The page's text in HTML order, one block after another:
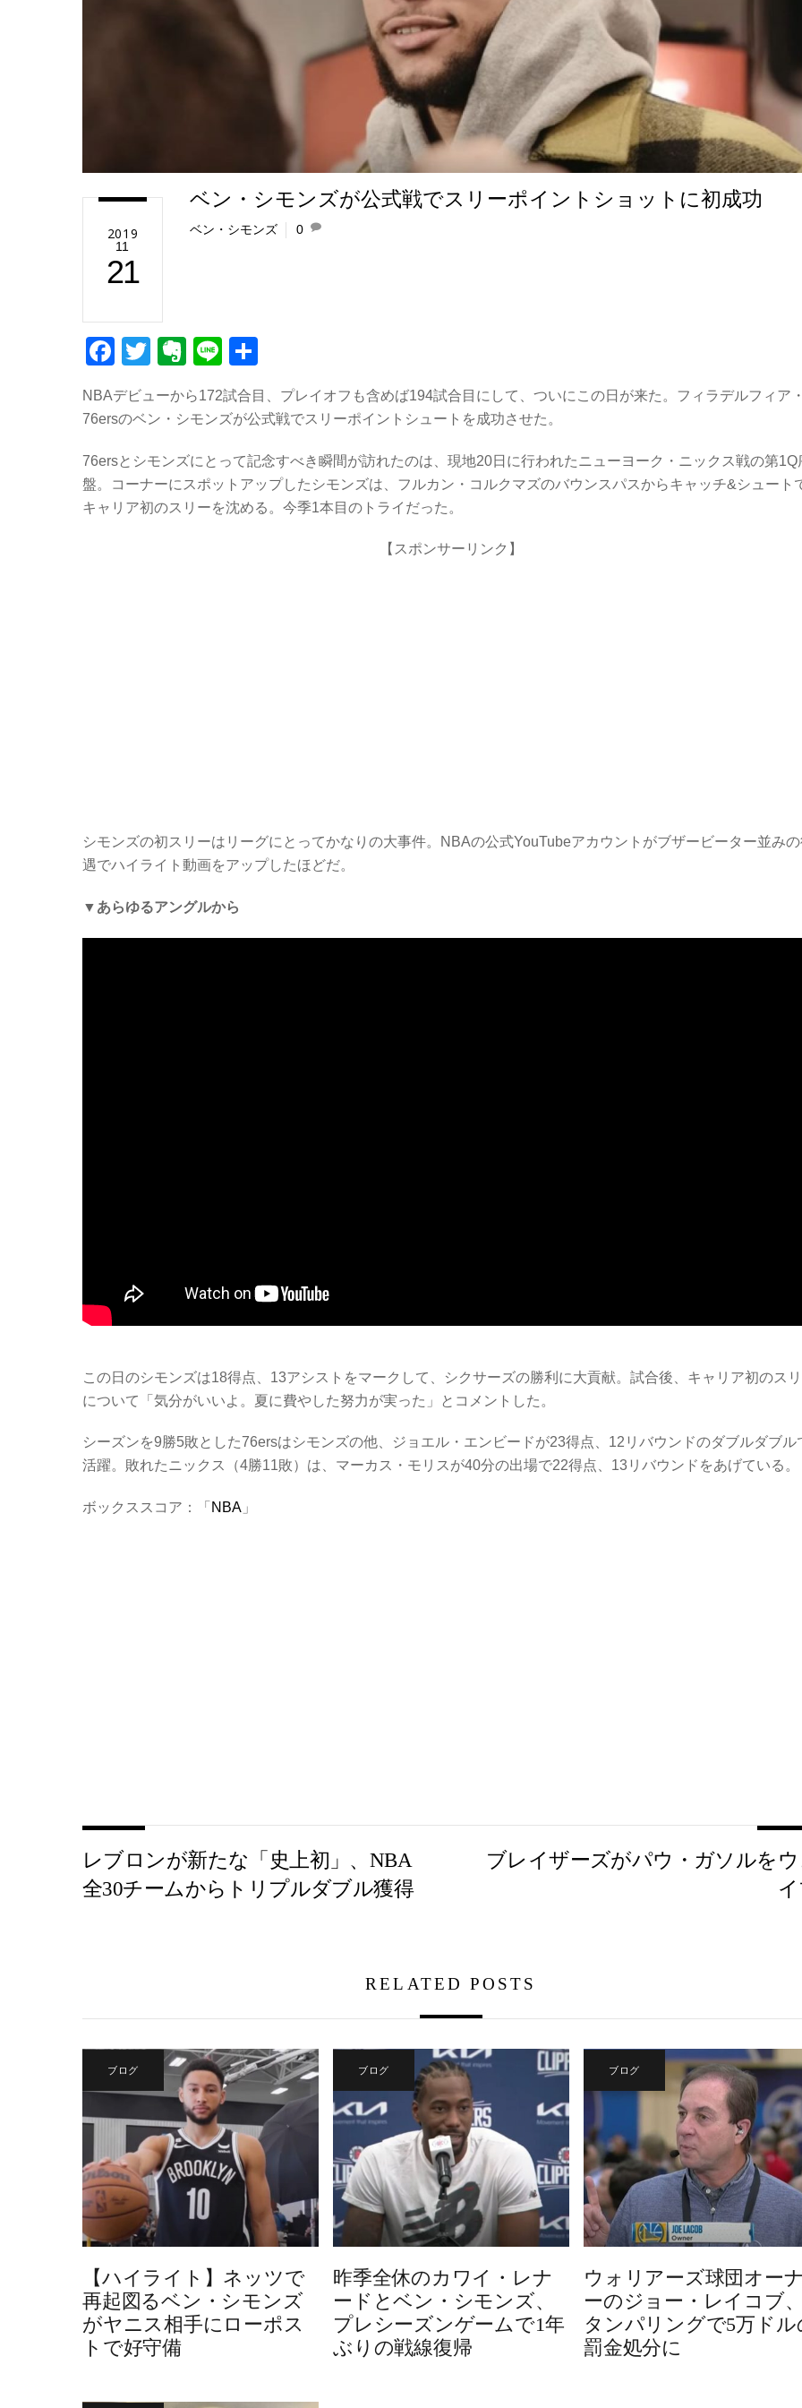
2019
11
21
ベン・シモンズが公式戦でスリーポイントショットに初成功
ベン・シモンズ 0
F
c
b
o
o
T
tt
E
er
ot
e
Li
e
NBAデビューから172試合目、プレイオフも含めば194試合目にして、ついにこの日が来た。フィラデルフィア
76ersのベン・シモンズが公式戦でスリーポイントシュートを成功させた。
76ersとシモンズにとって記念すべき瞬間が訪れたのは、現地20日に行われたニューヨーク・ニックス戦の第1Q
盤。コーナーにスポットアップしたシモンズは、フルカン・コルクマズのバウンスパスからキャッチ&シュート
キャリア初のスリーを沈める。今季1本目のトライだった。
【スポンサーリンク】
シモンズの初スリーはリーグにとってかなりの大事件。NBAの公式YouTubeアカウントがブザービーター並み
遇でハイライト動画をアップしたほどだ。
▼あらゆるアングルから
この日のシモンズは18得点、13アシストをマークして、シクサーズの勝利に大貢献。試合後、キャリア初のス
について「気分がいいよ。夏に費やした努力が実った」とコメントした。
シーズンを9勝5敗とした76ersはシモンズの他、ジョエル・エンビードが23得点、12リバウンドのダブルダブル
活躍。敗れたニックス（4勝11敗）は、マーカス・モリスが40分の出場で22得点、13リバウンドをあげている。
ボックススコア：「 NBA 」
レブロンが新たな「史上初」、NBA
全30チームからトリプルダブル獲得
ブレイザーズがパウ・ガソルを
RELATED POSTS
ブログ
【ハイライト】ネッツで
再起図るベン・シモンズ
がヤニス相手にローポス
トで好守備
ブログ
昨季全休のカワイ・レナ
ードとベン・シモンズ、
プレシーズンゲームで1年
ぶりの戦線復帰
ブログ
ウォリアーズ球団オー
ーのジョー・レイコブ
タンパリングで5万ドル
罰金処分に